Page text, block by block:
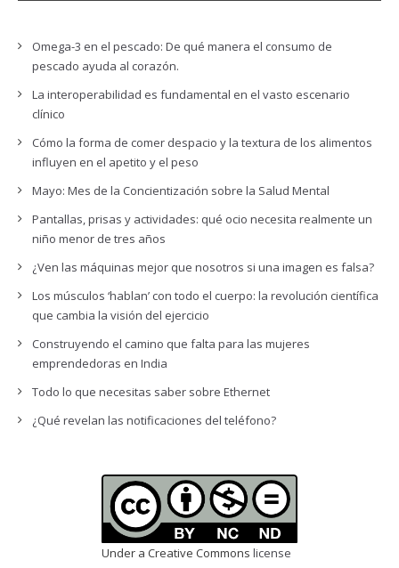
Omega-3 en el pescado: De qué manera el consumo de
pescado ayuda al corazón.
La interoperabilidad es fundamental en el vasto escenario
clínico
Cómo la forma de comer despacio y la textura de los alimentos
influyen en el apetito y el peso
Mayo: Mes de la Concientización sobre la Salud Mental
Pantallas, prisas y actividades: qué ocio necesita realmente un
niño menor de tres años
¿Ven las máquinas mejor que nosotros si una imagen es falsa?
Los músculos ‘hablan’ con todo el cuerpo: la revolución científica
que cambia la visión del ejercicio
Construyendo el camino que falta para las mujeres
emprendedoras en India
Todo lo que necesitas saber sobre Ethernet
¿Qué revelan las notificaciones del teléfono?
Under a Creative Commons license